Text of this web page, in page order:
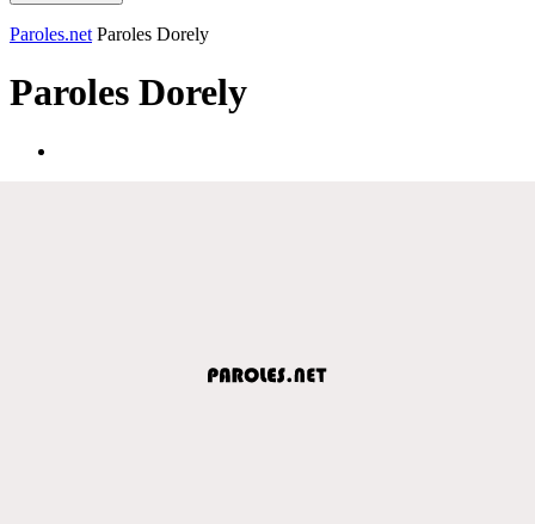
Paroles.net Paroles Dorely
Paroles Dorely